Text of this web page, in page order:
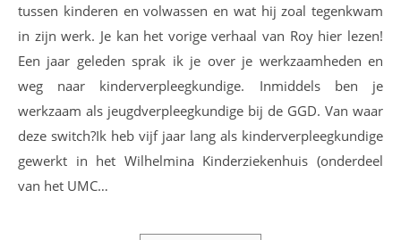
tussen kinderen en volwassen en wat hij zoal tegenkwam
in zijn werk. Je kan het vorige verhaal van Roy hier lezen!
Een jaar geleden sprak ik je over je werkzaamheden en
weg naar kinderverpleegkundige. Inmiddels ben je
werkzaam als jeugdverpleegkundige bij de GGD. Van waar
deze switch?Ik heb vijf jaar lang als kinderverpleegkundige
gewerkt in het Wilhelmina Kinderziekenhuis (onderdeel
van het UMC…